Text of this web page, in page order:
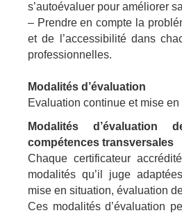
s’autoévaluer pour améliorer
– Prendre en compte la
et de l’accessibilité dans
professionnelles.
Modalités d’évaluation
Evaluation continue et mise en
Modalités
compétences transversales
Chaque certificateur
modalités qu’il juge
mise en situation, évaluation
Ces modalités d’évaluation